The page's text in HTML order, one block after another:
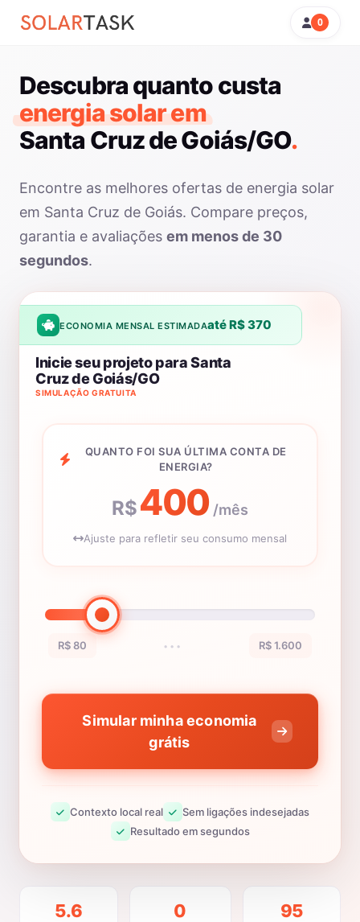
0
Descubra quanto custa
energia solar em
Santa Cruz de Goiás/GO.
Encontre as melhores ofertas de energia solar
em Santa Cruz de Goiás. Compare preços,
garantia e avaliações em menos de 30
segundos.
ECONOMIA MENSAL ESTIMADAaté R$ 370
SIMULAÇÃO GRATUITA
Inicie seu projeto para Santa
Cruz de Goiás/GO
QUANTO FOI SUA ÚLTIMA CONTA DE
ENERGIA?
R$400 /mês
Ajuste para refletir seu consumo mensal
R$ 80 ••• R$ 1.600
Simular minha economia
grátis
Contexto local real
Sem ligações indesejadas
Resultado em segundos
5.6 0 95